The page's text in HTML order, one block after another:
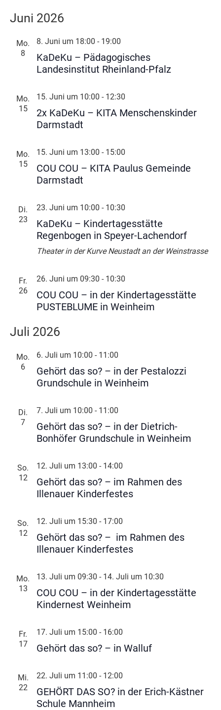
Juni 2026
Mo.
8
8. Juni um 18:00 - 19:00
KaDeKu – Pädagogisches
Landesinstitut Rheinland-Pfalz
Mo.
15
15. Juni um 10:00 - 12:30
2x KaDeKu – KITA Menschenskinder
Darmstadt
Mo.
15
15. Juni um 13:00 - 15:00
COU COU – KITA Paulus Gemeinde
Darmstadt
Di.
23
23. Juni um 10:00 - 10:30
KaDeKu – Kindertagesstätte
Regenbogen in Speyer-Lachendorf
Theater in der KurveNeustadt an der Weinstrasse
Fr.
26
26. Juni um 09:30 - 10:30
COU COU – in der Kindertagesstätte
PUSTEBLUME in Weinheim
Juli 2026
Mo.
6
6. Juli um 10:00 - 11:00
Gehört das so? – in der Pestalozzi
Grundschule in Weinheim
Di.
7
7. Juli um 10:00 - 11:00
Gehört das so? – in der Dietrich-
Bonhöfer Grundschule in Weinheim
So.
12
12. Juli um 13:00 - 14:00
Gehört das so? – im Rahmen des
Illenauer Kinderfestes
So.
12
12. Juli um 15:30 - 17:00
Gehört das so? – im Rahmen des
Illenauer Kinderfestes
Mo.
13
13. Juli um 09:30 - 14. Juli um 10:30
COU COU – in der Kindertagesstätte
Kindernest Weinheim
Fr.
17
17. Juli um 15:00 - 16:00
Gehört das so? – in Walluf
Mi.
22
22. Juli um 11:00 - 12:00
GEHÖRT DAS SO? in der Erich-Kästner
Schule Mannheim